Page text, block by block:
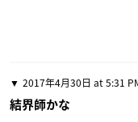
2017年4月30日 at 5:31
結界師かな